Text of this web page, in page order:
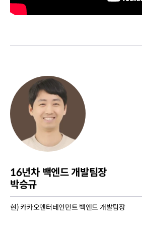
16년차 백엔드 개발팀장
박승규
현) 카카오엔터테인먼트 백엔드 개발팀장